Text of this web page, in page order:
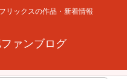
リックスの作品・新着情報
ァンブログ